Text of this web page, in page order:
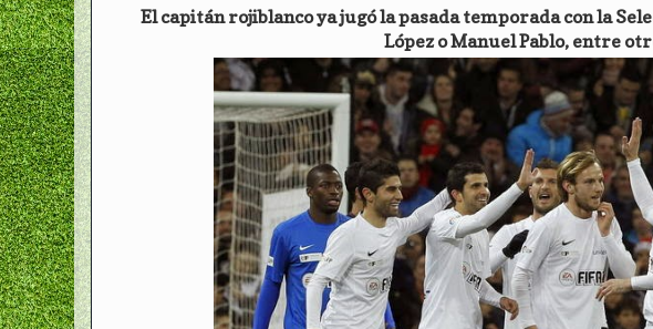
El capitán rojiblanco ya jugó la pasada temporada con la
López o Manuel Pablo, entre